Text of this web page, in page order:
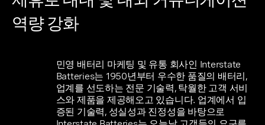
역량 강화
민영 배터리 마케팅 및 유통 회사인 Interstate
Batteries는 1950년부터 우수한 품질의 배터리,
업계를 선도하는 전문 기술력, 탁월한 고객 서비
스와 제품을 제공해오고 있습니다. 업계에서 입
증된 기술력, 성실성과 진정성을 바탕으로